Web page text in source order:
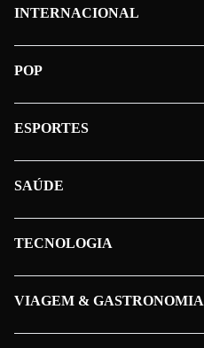
INTERNACIONAL
POP
ESPORTES
SAÚDE
TECNOLOGIA
VIAGEM & GASTRONOMIA